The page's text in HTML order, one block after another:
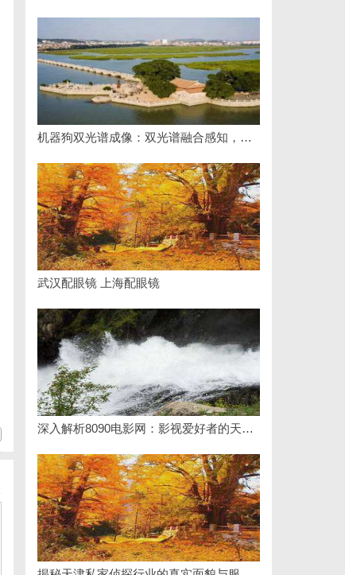
机器狗双光谱成像：双光谱融合感知，筑牢工矿机器狗全域巡检识别能力
武汉配眼镜 上海配眼镜
深入解析8090电影网：影视爱好者的天堂与全新观影体验